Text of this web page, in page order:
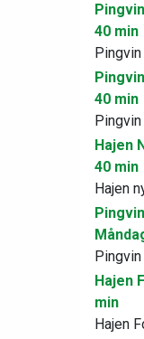
40 min
40 min
Hajen
40 min
Hajen
Hajen
min
Hajen